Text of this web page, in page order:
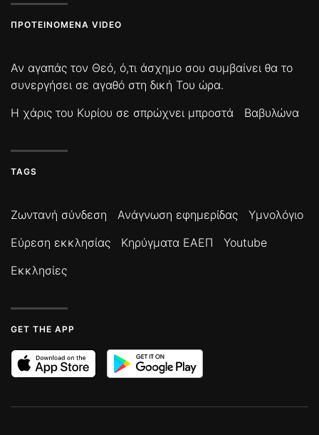
ΠΡΟΤΕΙΝΌΜΕΝΑ VIDEO
Αν αγαπάς τον Θεό, ό,τι άσχημο σου συμβαίνει θα το
συνεργήσει σε αγαθό στη δική Του ώρα.
Η χάρις του Κυρίου σε σπρώχνει μπροστά
Βαβυλώνα
TAGS
Ζωντανή σύνδεση Ανάγνωση εφημερίδας
Υμνολόγιο
Εύρεση εκκλησίας
Κηρύγματα ΕΑΕΠ
Youtube
Εκκλησίες
GET THE APP